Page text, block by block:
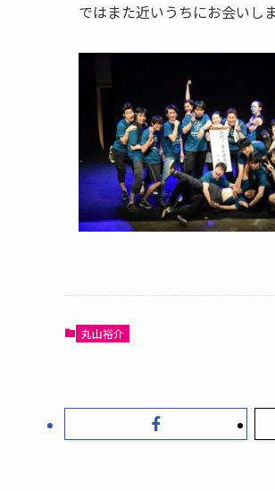
ではまた近いうちにお会いし
丸山裕介